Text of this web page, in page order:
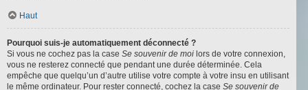
Haut
Pourquoi suis-je automatiquement déconnecté ?
Si vous ne cochez pas la case Se souvenir de moi lors de votre connexion,
vous ne resterez connecté que pendant une durée déterminée. Cela
empêche que quelqu’un d’autre utilise votre compte à votre insu en utilisant
le même ordinateur. Pour rester connecté, cochez la case Se souvenir de